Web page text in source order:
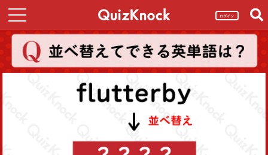
ログイン